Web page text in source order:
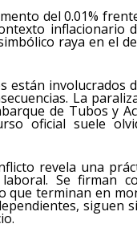
del 0.01%
inflacionario
raya en el
están involucrados
La
de Tubos y
oficial suele
revela una
Se firman
que terminan en
siguen